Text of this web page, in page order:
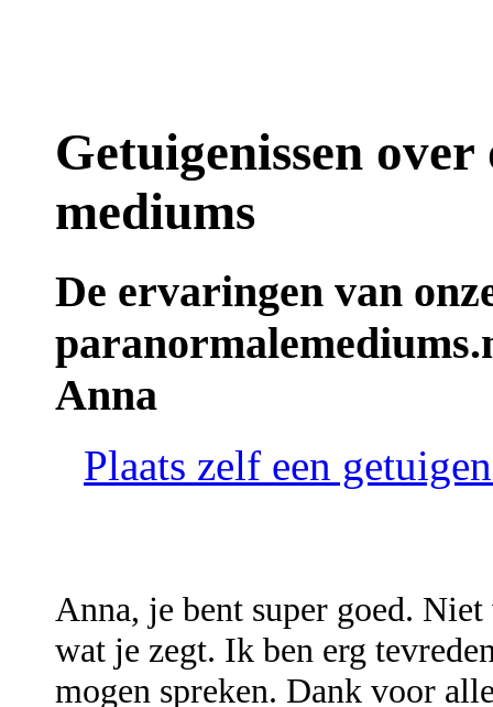
Getuigenissen
mediums
De ervaringen van
Anna
Plaats zelf een
Anna, je bent super goed.
wat je zegt. Ik ben erg
mogen spreken. Dank voor